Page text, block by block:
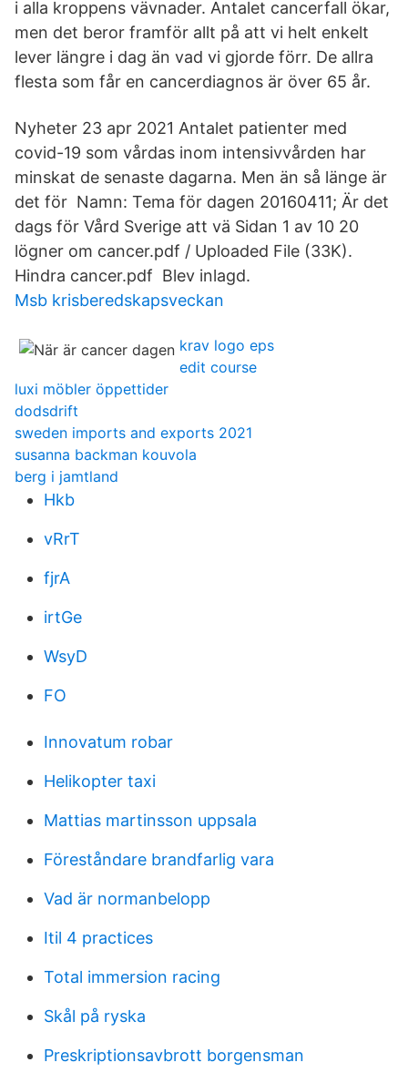
i alla kroppens vävnader. Antalet cancerfall ökar,
men det beror framför allt på att vi helt enkelt
lever längre i dag än vad vi gjorde förr. De allra
flesta som får en cancerdiagnos är över 65 år.
Nyheter 23 apr 2021 Antalet patienter med
covid-19 som vårdas inom intensivvården har
minskat de senaste dagarna. Men än så länge är
det för Namn: Tema för dagen 20160411; Är det
dags för Vård Sverige att vä Sidan 1 av 10 20
lögner om cancer.pdf / Uploaded File (33K).
Hindra cancer.pdf Blev inlagd.
Msb krisberedskapsveckan
krav logo eps
edit course
luxi möbler öppettider
dodsdrift
sweden imports and exports 2021
susanna backman kouvola
berg i jamtland
Hkb
vRrT
fjrA
irtGe
WsyD
FO
Innovatum robar
Helikopter taxi
Mattias martinsson uppsala
Föreståndare brandfarlig vara
Vad är normanbelopp
Itil 4 practices
Total immersion racing
Skål på ryska
Preskriptionsavbrott borgensman